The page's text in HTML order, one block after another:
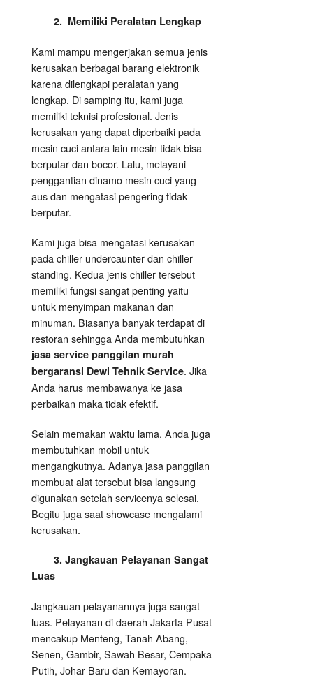
2. Memiliki Peralatan Lengkap
Kami mampu mengerjakan semua jenis
kerusakan berbagai barang elektronik
karena dilengkapi peralatan yang
lengkap. Di samping itu, kami juga
memiliki teknisi profesional. Jenis
kerusakan yang dapat diperbaiki pada
mesin cuci antara lain mesin tidak bisa
berputar dan bocor. Lalu, melayani
penggantian dinamo mesin cuci yang
aus dan mengatasi pengering tidak
berputar.
Kami juga bisa mengatasi kerusakan
pada chiller undercaunter dan chiller
standing. Kedua jenis chiller tersebut
memiliki fungsi sangat penting yaitu
untuk menyimpan makanan dan
minuman. Biasanya banyak terdapat di
restoran sehingga Anda membutuhkan
jasa service panggilan murah
bergaransi Dewi Tehnik Service. Jika
Anda harus membawanya ke jasa
perbaikan maka tidak efektif.
Selain memakan waktu lama, Anda juga
membutuhkan mobil untuk
mengangkutnya. Adanya jasa panggilan
membuat alat tersebut bisa langsung
digunakan setelah servicenya selesai.
Begitu juga saat showcase mengalami
kerusakan.
3. Jangkauan Pelayanan Sangat
Luas
Jangkauan pelayanannya juga sangat
luas. Pelayanan di daerah Jakarta Pusat
mencakup Menteng, Tanah Abang,
Senen, Gambir, Sawah Besar, Cempaka
Putih, Johar Baru dan Kemayoran.